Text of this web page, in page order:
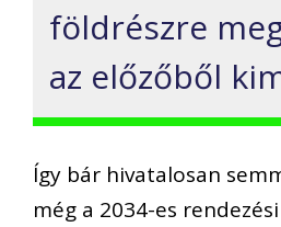
földrészre
az előzőből
Így bár hivatalosan
még a 2034-es